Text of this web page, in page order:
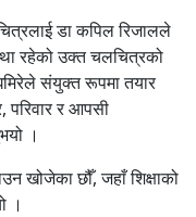
डा कपिल रिजालले
रहेको उक्त चलचित्रको
संयुक्त रूपमा तयार
परिवार र आपसी
।
खोजेका छौँ, जहाँ शिक्षाको
।